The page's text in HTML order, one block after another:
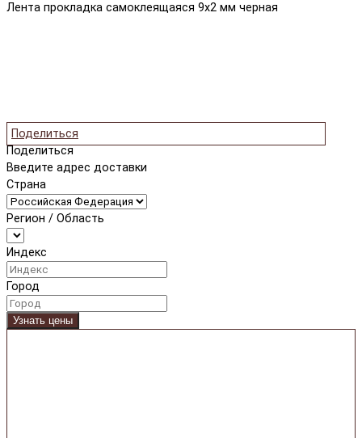
Лента прокладка самоклеящаяся 9x2 мм черная
Поделиться
Поделиться
Введите адрес доставки
Страна
Регион / Область
Индекс
Город
Узнать цены